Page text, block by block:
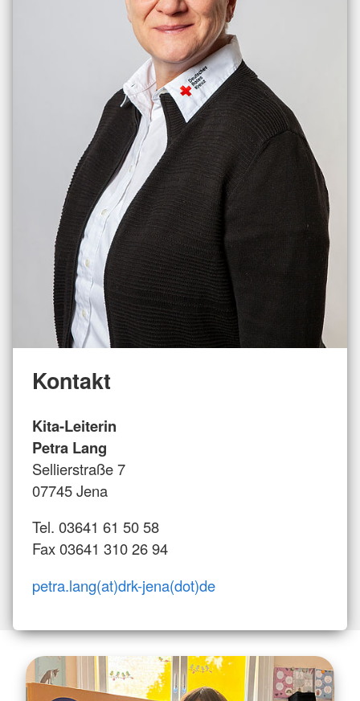
Kontakt
Kita-Leiterin
Petra Lang
Sellierstraße 7
07745 Jena
Tel. 03641 61 50 58
Fax 03641 310 26 94
petra.lang(at)drk-jena(dot)de